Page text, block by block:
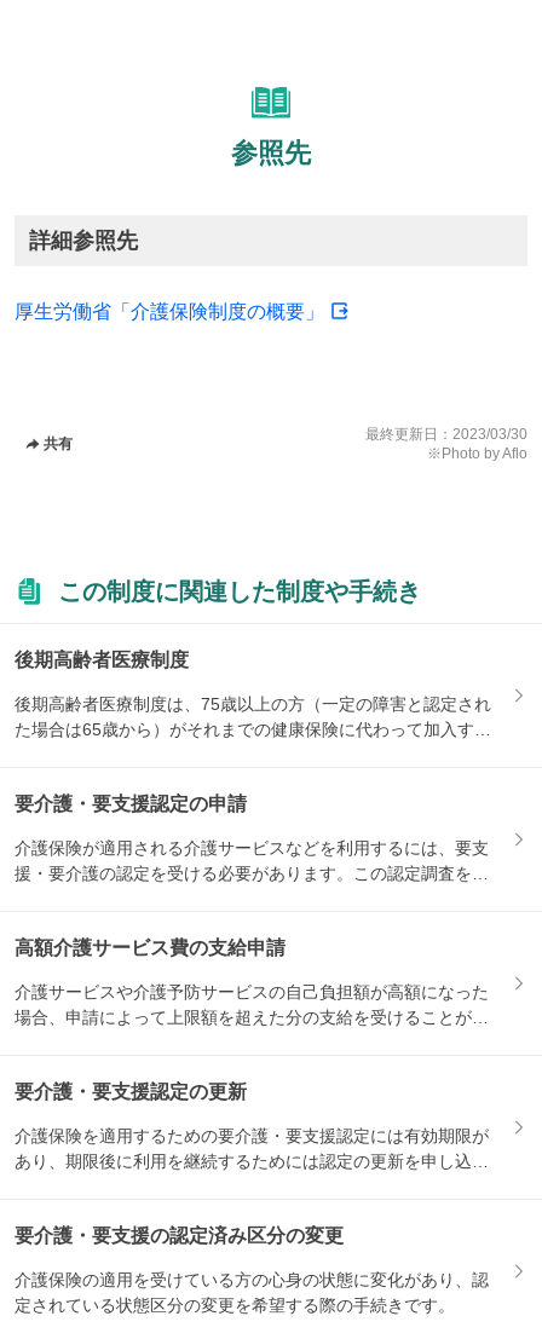
参照先
詳細参照先
厚生労働省「介護保険制度の概要」
共有
最終更新日： 2023/03/30
※Photo by Aflo
この制度に関連した制度や手続き
後期高齢者医療制度
後期高齢者医療制度は、75歳以上の方（一定の障害と認定され
た場合は65歳から）がそれまでの健康保険に代わって加入する
要介護・要支援認定の申請
介護保険が適用される介護サービスなどを利用するには、要支
援・要介護の認定を受ける必要があります。この認定調査を受
高額介護サービス費の支給申請
介護サービスや介護予防サービスの自己負担額が高額になった
場合、申請によって上限額を超えた分の支給を受けることがで
要介護・要支援認定の更新
介護保険を適用するための要介護・要支援認定には有効期限が
あり、期限後に利用を継続するためには認定の更新を申し込む
要介護・要支援の認定済み区分の変更
介護保険の適用を受けている方の心身の状態に変化があり、認
定されている状態区分の変更を希望する際の手続きです。